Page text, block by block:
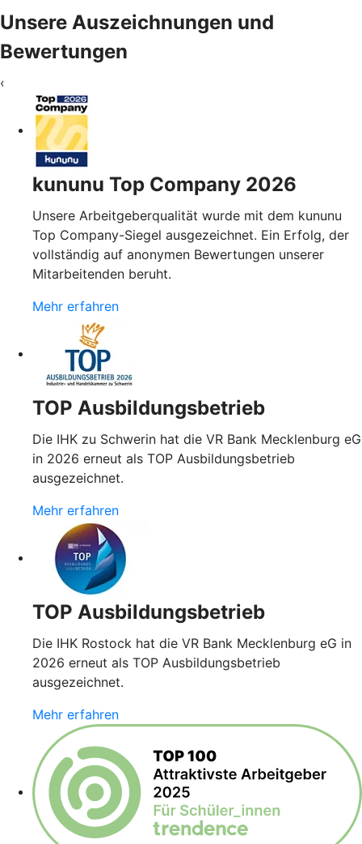
Unsere Auszeichnungen und
Bewertungen
‹
kununu Top Company 2026
Unsere Arbeitgeberqualität wurde mit dem kununu
Top Company-Siegel ausgezeichnet. Ein Erfolg, der
vollständig auf anonymen Bewertungen unserer
Mitarbeitenden beruht.
Mehr erfahren
TOP Ausbildungsbetrieb
Die IHK zu Schwerin hat die VR Bank Mecklenburg eG
in 2026 erneut als TOP Ausbildungsbetrieb
ausgezeichnet.
Mehr erfahren
TOP Ausbildungsbetrieb
Die IHK Rostock hat die VR Bank Mecklenburg eG in
2026 erneut als TOP Ausbildungsbetrieb
ausgezeichnet.
Mehr erfahren